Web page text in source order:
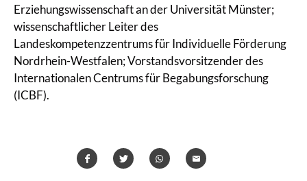
Erziehungswissenschaft an der Universität Münster;
wissenschaftlicher Leiter des
Landeskompetenzzentrums für Individuelle Förderung
Nordrhein-Westfalen; Vorstandsvorsitzender des
Internationalen Centrums für Begabungsforschung
(ICBF).